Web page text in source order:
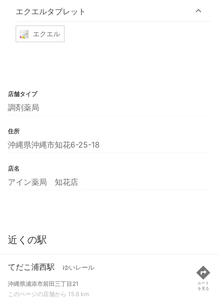
エクエルタブレット
エクエル
店舗タイプ
調剤薬局
住所
沖縄県沖縄市知花6-25-18
店名
アイン薬局 知花店
近くの駅
てだこ浦西駅 ゆいレール
沖縄県浦添市前田三丁目21
このページの店舗から 15.6 km
ルート
を見る